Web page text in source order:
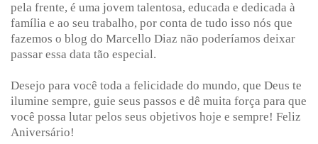
pela frente, é uma jovem talentosa, educada e dedicada à
família e ao seu trabalho, por conta de tudo isso nós que
fazemos o blog do Marcello Diaz não poderíamos deixar
passar essa data tão especial.
Desejo para você toda a felicidade do mundo, que Deus te
ilumine sempre, guie seus passos e dê muita força para que
você possa lutar pelos seus objetivos hoje e sempre! Feliz
Aniversário!